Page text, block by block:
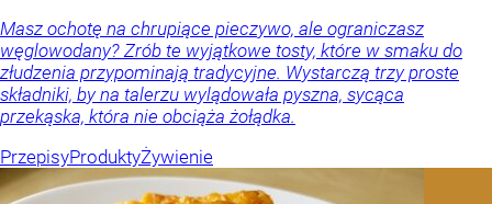
Masz ochotę na chrupiące pieczywo, ale ograniczasz
węglowodany? Zrób te wyjątkowe tosty, które w smaku do
złudzenia przypominają tradycyjne. Wystarczą trzy proste
składniki, by na talerzu wylądowała pyszna, sycąca
przekąska, która nie obciąża żołądka.
PrzepisyProduktyŻywienie